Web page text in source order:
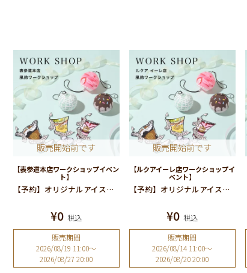
販売開始前です
【表参道本店ワークショップイベン
ト】
【予約】オリジナルアイスクリーム風鈴作りワークショップ(本店）
¥0 税込
販売期間
2026/08/19 11:00〜
2026/08/27 20:00
販売開始前です
【ルクアイーレ店ワークショップイ
ベント】
【予約】オリジナルアイスクリーム風鈴作りワークショップ(ルクア）
¥0 税込
販売期間
2026/08/14 11:00〜
2026/08/20 20:00